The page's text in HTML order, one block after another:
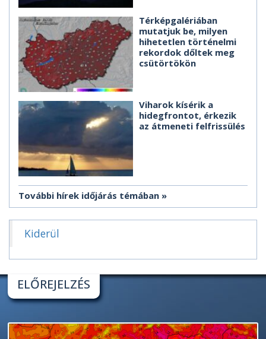
Térképgalériában
mutatjuk be, milyen
hihetetlen történelmi
rekordok dőltek meg
csütörtökön
Viharok kísérik a
hidegfrontot, érkezik
az átmeneti felfrissülés
További hírek időjárás témában
Kiderül
ELŐREJELZÉS